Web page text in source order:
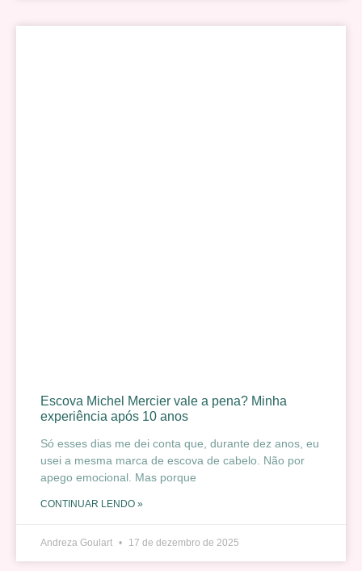
Escova Michel Mercier vale a pena? Minha
experiência após 10 anos
Só esses dias me dei conta que, durante dez anos, eu
usei a mesma marca de escova de cabelo. Não por
apego emocional. Mas porque
CONTINUAR LENDO »
Andreza Goulart 17 de dezembro de 2025